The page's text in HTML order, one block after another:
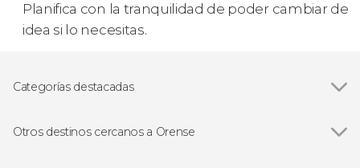
Planifica con la tranquilidad de poder cambiar de
idea si lo necesitas.
Categorías destacadas
Free Tour
Otros destinos cercanos a Orense